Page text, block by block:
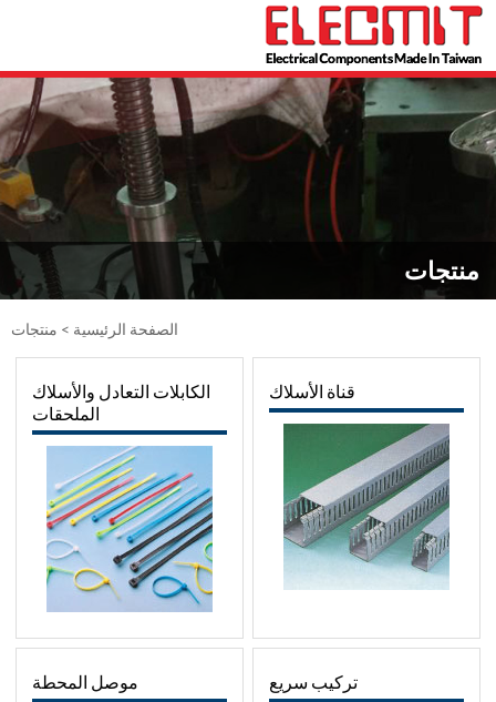
منتجات
الصفحة الرئيسية > منتجات
قناة الأسلاك
الكابلات التعادل والأسلاك
الملحقات
تركيب سريع موصل المحطة